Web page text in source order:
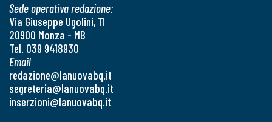
Sede operativa redazione:
Via Giuseppe Ugolini, 11
20900 Monza - MB
Tel. 039 9418930
Email
redazione@lanuovabq.it
segreteria@lanuovabq.it
inserzioni@lanuovabq.it